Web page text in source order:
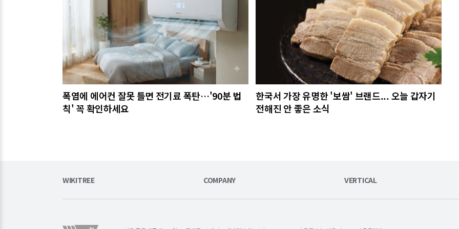
폭염에 에어컨 잘못 틀면 전기료 폭탄…'90분 법
칙' 꼭 확인하세요
한국서 가장 유명한 '보쌈' 브랜드... 오늘 갑자기
전해진 안 좋은 소식
WIKITREE COMPANY VERTICAL